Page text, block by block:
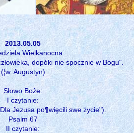
2013.05.05
Wielkanocna
dopóki nie spocznie w Bogu".
(¦w. Augustyn)
Słowo Boże:
I czytanie:
Jezusa po¶więcili swe życie").
Psalm 67
II czytanie: